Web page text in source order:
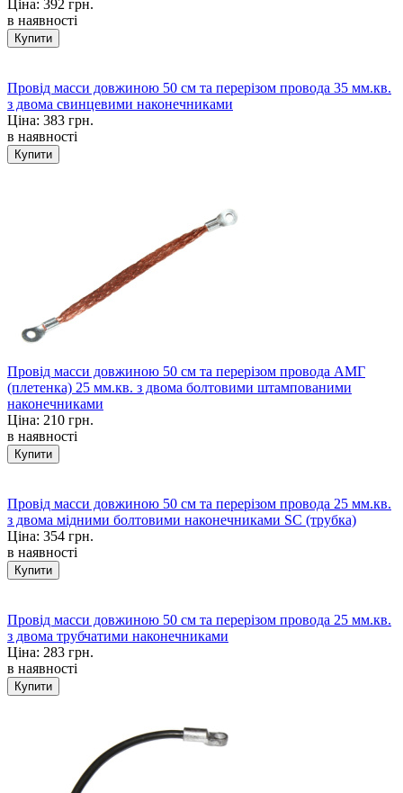
Ціна: 392 грн.
в наявності
Провід масси довжиною 50 см та перерізом провода 35 мм.кв.
з двома свинцевими наконечниками
Ціна: 383 грн.
в наявності
Провід масси довжиною 50 см та перерізом провода АМГ
(плетенка) 25 мм.кв. з двома болтовими штампованими
наконечниками
Ціна: 210 грн.
в наявності
Провід масси довжиною 50 см та перерізом провода 25 мм.кв.
з двома мідними болтовими наконечниками SC (трубка)
Ціна: 354 грн.
в наявності
Провід масси довжиною 50 см та перерізом провода 25 мм.кв.
з двома трубчатими наконечниками
Ціна: 283 грн.
в наявності